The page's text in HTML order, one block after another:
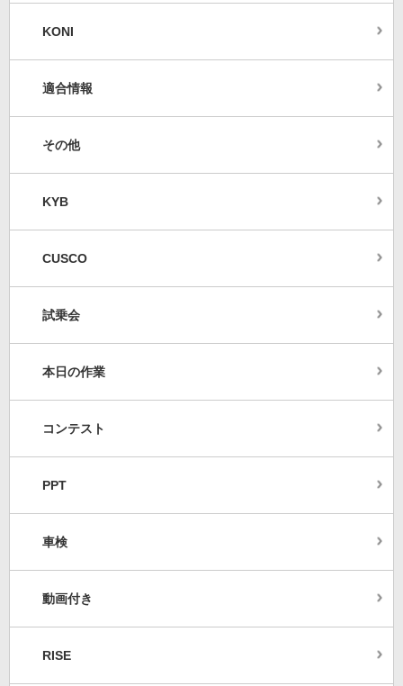
KONI
適合情報
その他
KYB
CUSCO
試乗会
本日の作業
コンテスト
PPT
車検
動画付き
RISE